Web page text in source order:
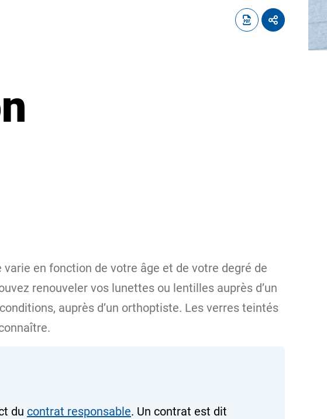
en fonction de votre âge et de votre degré de
renouveler vos lunettes ou lentilles auprès d’un
auprès d’un orthoptiste. Les verres teintés
du contrat responsable. Un contrat est dit